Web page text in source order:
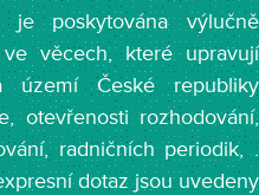
je poskytována výlučně
věcech, které upravují
území České republiky
otevřenosti rozhodování,
radničních periodik, .
dotaz jsou uvedeny